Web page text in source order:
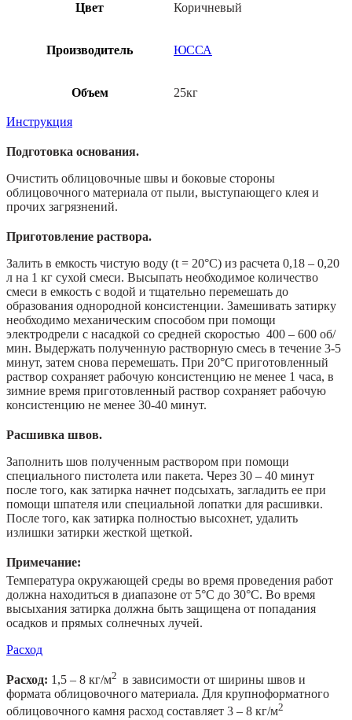
Цвет Коричневый
Производитель ЮССА
Объем 25кг
Инструкция
Подготовка основания.
Очистить облицовочные швы и боковые стороны
облицовочного материала от пыли, выступающего клея и
прочих загрязнений.
Приготовление раствора.
Залить в емкость чистую воду (t = 20°C) из расчета 0,18 – 0,20
л на 1 кг сухой смеси. Высыпать необходимое количество
смеси в емкость с водой и тщательно перемешать до
образования однородной консистенции. Замешивать затирку
необходимо механическим способом при помощи
электродрели с насадкой со средней скоростью 400 – 600 об/
мин. Выдержать полученную растворную смесь в течение 3-5
минут, затем снова перемешать. При 20°С приготовленный
раствор сохраняет рабочую консистенцию не менее 1 часа, в
зимние время приготовленный раствор сохраняет рабочую
консистенцию не менее 30-40 минут.
Расшивка швов.
Заполнить шов полученным раствором при помощи
специального пистолета или пакета. Через 30 – 40 минут
после того, как затирка начнет подсыхать, загладить ее при
помощи шпателя или специальной лопатки для расшивки.
После того, как затирка полностью высохнет, удалить
излишки затирки жесткой щеткой.
Примечание:
Температура окружающей среды во время проведения работ
должна находиться в диапазоне от 5°С до 30°С. Во время
высыхания затирка должна быть защищена от попадания
осадков и прямых солнечных лучей.
Расход
Расход: 1,5 – 8 кг/м2 в зависимости от ширины швов и
формата облицовочного материала. Для крупноформатного
облицовочного камня расход составляет 3 – 8 кг/м2